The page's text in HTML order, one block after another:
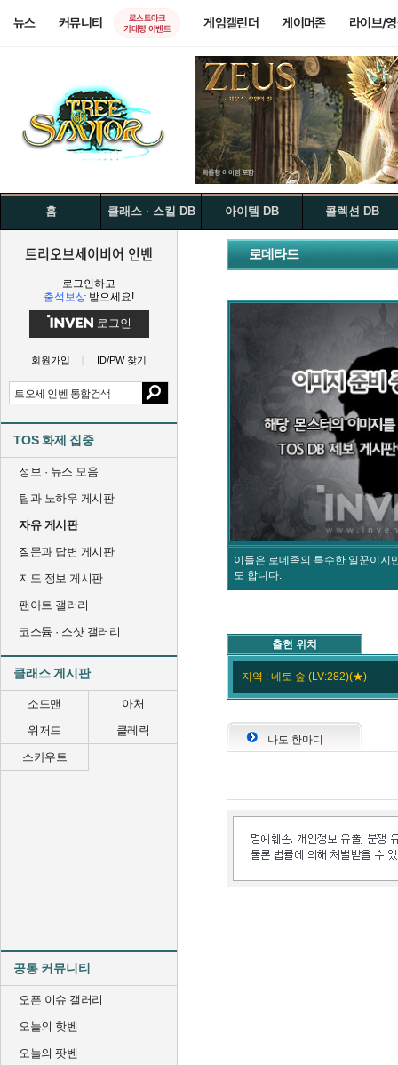
뉴스 커뮤니티
로스트아크
기대평 이벤트
게임캘린더 게이머존 라이브/
홈 클래스 · 스킬 DB 아이템 DB 콜렉션 DB
트리오브세이비어 인벤
로그인하고
출석보상 받으세요!
로그인
회원가입 ID/PW 찾기
TOS 화제 집중
정보 · 뉴스 모음
팁과 노하우 게시판
자유 게시판
질문과 답변 게시판
지도 정보 게시판
팬아트 갤러리
코스튬 · 스샷 갤러리
클래스 게시판
소드맨
아처
위저드
클레릭
스카우트
공통 커뮤니티
오픈 이슈 갤러리
오늘의 핫벤
오늘의 팟벤
로데타드
이들은 로데족의 특수한 일꾼이지
도 합니다.
출현 위치
지역 : 네토 숲 (LV:282)(★)
나도 한마디